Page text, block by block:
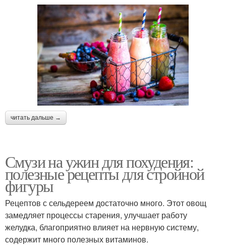
читать дальше →
Смузи на ужин для похудения:
полезные рецепты для стройной
фигуры
Рецептов с сельдереем достаточно много. Этот овощ
замедляет процессы старения, улучшает работу
желудка, благоприятно влияет на нервную систему,
содержит много полезных витаминов.